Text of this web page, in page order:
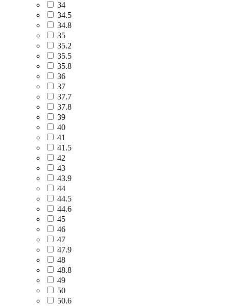
34
34.5
34.8
35
35.2
35.5
35.8
36
37
37.7
37.8
39
40
41
41.5
42
43
43.9
44
44.5
44.6
45
46
47
47.9
48
48.8
49
50
50.6